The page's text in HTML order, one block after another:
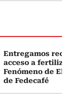
Entregamos
acceso a
Fenómeno de El
de Fedecafé